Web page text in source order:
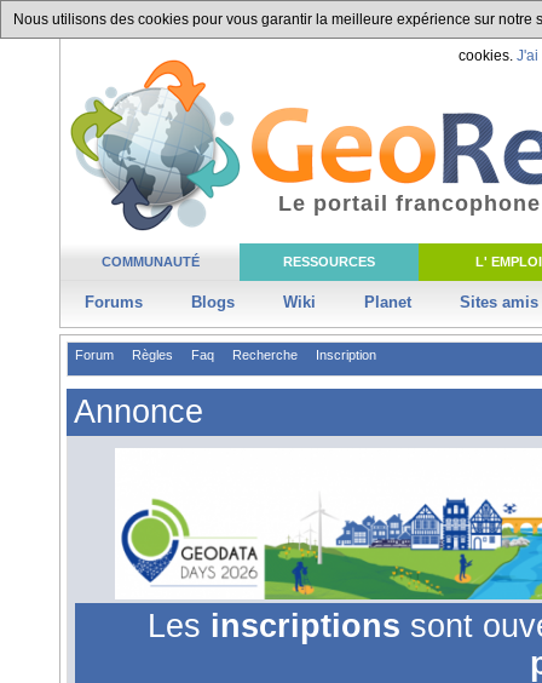
Nous utilisons des cookies pour vous garantir la meilleure expérience sur
cookies. J'ai
COMMUNAUTÉ RESSOURCES L' EMPLOI
Forums Blogs Wiki Planet Sites amis
Le portail
Forum Règles Faq Recherche Inscription
Annonce
Les inscriptions sont